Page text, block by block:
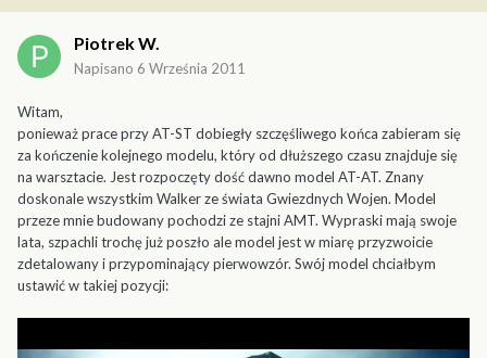
Piotrek W.
Napisano 6 Września 2011
Witam,
ponieważ prace przy AT-ST dobiegły szczęśliwego końca zabieram się
za kończenie kolejnego modelu, który od dłuższego czasu znajduje się
na warsztacie. Jest rozpoczęty dość dawno model AT-AT. Znany
doskonale wszystkim Walker ze świata Gwiezdnych Wojen. Model
przeze mnie budowany pochodzi ze stajni AMT. Wypraski mają swoje
lata, szpachli trochę już poszło ale model jest w miarę przyzwoicie
zdetalowany i przypominający pierwowzór. Swój model chciałbym
ustawić w takiej pozycji: